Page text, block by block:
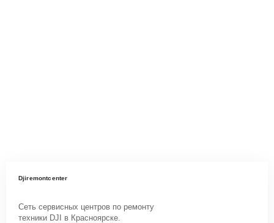
Djiremontcenter
Сеть сервисных центров по ремонту
техники DJI в Красноярске.